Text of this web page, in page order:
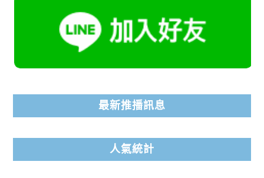
最新推播訊息
人氣統計